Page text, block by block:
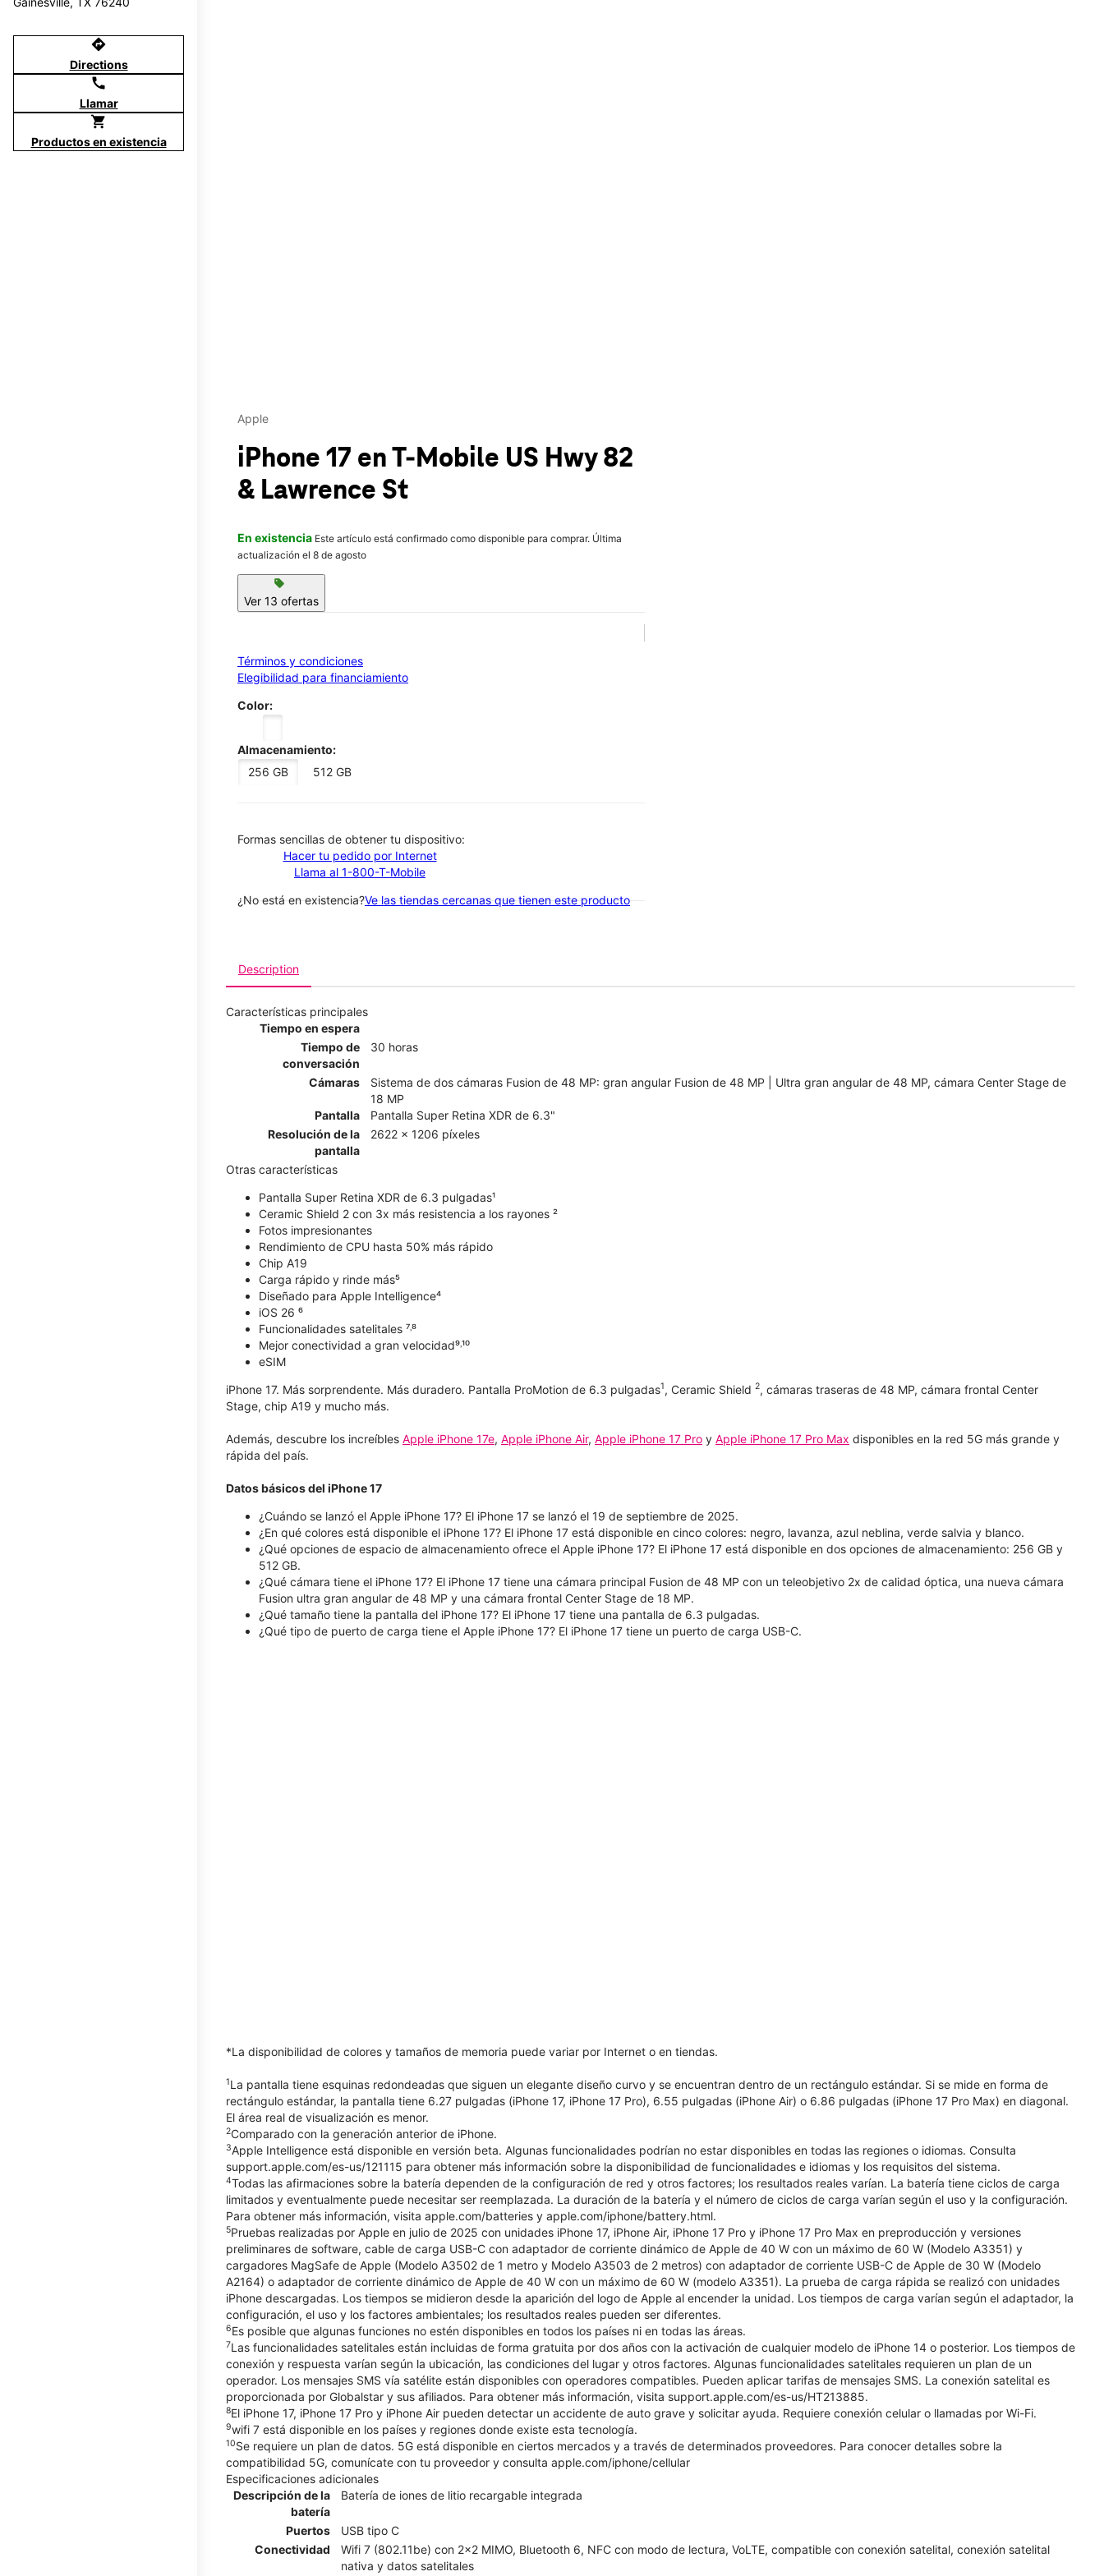
directions
Directions
call
Llamar
shopping_cart
Productos en existencia
Apple
iPhone 17 en T-Mobile US Hwy 82
& Lawrence St
En existencia Este artículo está confirmado como disponible para comprar. Última
actualización el 8 de agosto
sell
Ver 13 ofertas
Términos y condiciones
Elegibilidad para financiamiento
Color:
Almacenamiento:
256 GB
512 GB
​​​​​​​Formas sencillas de obtener tu dispositivo:
Hacer tu pedido por Internet
Llama al 1-800-T-Mobile
¿No está en existencia?Ve las tiendas cercanas que tienen este producto
Description
Características principales
Tiempo en espera
Tiempo de
conversación
30 horas
Cámaras
Sistema de dos cámaras Fusion de 48 MP: gran angular Fusion de 48 MP | Ultra gran angular de 48 MP, cámara Center Stage de
18 MP
Pantalla
Pantalla Super Retina XDR de 6.3"
Resolución de la
pantalla
2622 x 1206 píxeles
Otras características
Pantalla Super Retina XDR de 6.3 pulgadas¹
Ceramic Shield 2 con 3x más resistencia a los rayones ²
Fotos impresionantes
Rendimiento de CPU hasta 50% más rápido
Chip A19
Carga rápido y rinde más⁵
Diseñado para Apple Intelligence⁴
iOS 26 ⁶
Funcionalidades satelitales ⁷˒⁸
Mejor conectividad a gran velocidad⁹˒¹⁰
eSIM
iPhone 17. Más sorprendente. Más duradero. Pantalla ProMotion de 6.3 pulgadas1, Ceramic Shield 2, cámaras traseras de 48 MP, cámara frontal Center
Stage, chip A19 y mucho más.
Además, descubre los increíbles Apple iPhone 17e, Apple iPhone Air, Apple iPhone 17 Pro y Apple iPhone 17 Pro Max disponibles en la red 5G más grande y
rápida del país.
Datos básicos del iPhone 17
¿Cuándo se lanzó el Apple iPhone 17? El iPhone 17 se lanzó el 19 de septiembre de 2025.
¿En qué colores está disponible el iPhone 17? El iPhone 17 está disponible en cinco colores: negro, lavanza, azul neblina, verde salvia y blanco.
¿Qué opciones de espacio de almacenamiento ofrece el Apple iPhone 17? El iPhone 17 está disponible en dos opciones de almacenamiento: 256 GB y
512 GB.
¿Qué cámara tiene el iPhone 17? El iPhone 17 tiene una cámara principal Fusion de 48 MP con un teleobjetivo 2x de calidad óptica, una nueva cámara
Fusion ultra gran angular de 48 MP y una cámara frontal Center Stage de 18 MP.
¿Qué tamaño tiene la pantalla del iPhone 17? El iPhone 17 tiene una pantalla de 6.3 pulgadas.
¿Qué tipo de puerto de carga tiene el Apple iPhone 17? El iPhone 17 tiene un puerto de carga USB-C.
*La disponibilidad de colores y tamaños de memoria puede variar por Internet o en tiendas.
1La pantalla tiene esquinas redondeadas que siguen un elegante diseño curvo y se encuentran dentro de un rectángulo estándar. Si se mide en forma de
rectángulo estándar, la pantalla tiene 6.27 pulgadas (iPhone 17, iPhone 17 Pro), 6.55 pulgadas (iPhone Air) o 6.86 pulgadas (iPhone 17 Pro Max) en diagonal.
El área real de visualización es menor.
2Comparado con la generación anterior de iPhone.
3Apple Intelligence está disponible en versión beta. Algunas funcionalidades podrían no estar disponibles en todas las regiones o idiomas. Consulta
support.apple.com/es-us/121115 para obtener más información sobre la disponibilidad de funcionalidades e idiomas y los requisitos del sistema.
4Todas las afirmaciones sobre la batería dependen de la configuración de red y otros factores; los resultados reales varían. La batería tiene ciclos de carga
limitados y eventualmente puede necesitar ser reemplazada. La duración de la batería y el número de ciclos de carga varían según el uso y la configuración.
Para obtener más información, visita apple.com/batteries y apple.com/iphone/battery.html.
5Pruebas realizadas por Apple en julio de 2025 con unidades iPhone 17, iPhone Air, iPhone 17 Pro y iPhone 17 Pro Max en preproducción y versiones
preliminares de software, cable de carga USB-C con adaptador de corriente dinámico de Apple de 40 W con un máximo de 60 W (Modelo A3351) y
cargadores MagSafe de Apple (Modelo A3502 de 1 metro y Modelo A3503 de 2 metros) con adaptador de corriente USB-C de Apple de 30 W (Modelo
A2164) o adaptador de corriente dinámico de Apple de 40 W con un máximo de 60 W (modelo A3351). La prueba de carga rápida se realizó con unidades
iPhone descargadas. Los tiempos se midieron desde la aparición del logo de Apple al encender la unidad. Los tiempos de carga varían según el adaptador, la
configuración, el uso y los factores ambientales; los resultados reales pueden ser diferentes.
6Es posible que algunas funciones no estén disponibles en todos los países ni en todas las áreas.
7Las funcionalidades satelitales están incluidas de forma gratuita por dos años con la activación de cualquier modelo de iPhone 14 o posterior. Los tiempos de
conexión y respuesta varían según la ubicación, las condiciones del lugar y otros factores. Algunas funcionalidades satelitales requieren un plan de un
operador. Los mensajes SMS vía satélite están disponibles con operadores compatibles. Pueden aplicar tarifas de mensajes SMS. La conexión satelital es
proporcionada por Globalstar y sus afiliados. Para obtener más información, visita support.apple.com/es-us/HT213885.
8El iPhone 17, iPhone 17 Pro y iPhone Air pueden detectar un accidente de auto grave y solicitar ayuda. Requiere conexión celular o llamadas por Wi-Fi.
9wifi 7 está disponible en los países y regiones donde existe esta tecnología.
10Se requiere un plan de datos. 5G está disponible en ciertos mercados y a través de determinados proveedores. Para conocer detalles sobre la
compatibilidad 5G, comunícate con tu proveedor y consulta apple.com/iphone/cellular
Especificaciones adicionales
Descripción de la
batería
Batería de iones de litio recargable integrada
Puertos
USB tipo C
Conectividad
Wifi 7 (802.11be) con 2x2 MIMO, Bluetooth 6, NFC con modo de lectura, VoLTE, compatible con conexión satelital, conexión satelital
nativa y datos satelitales